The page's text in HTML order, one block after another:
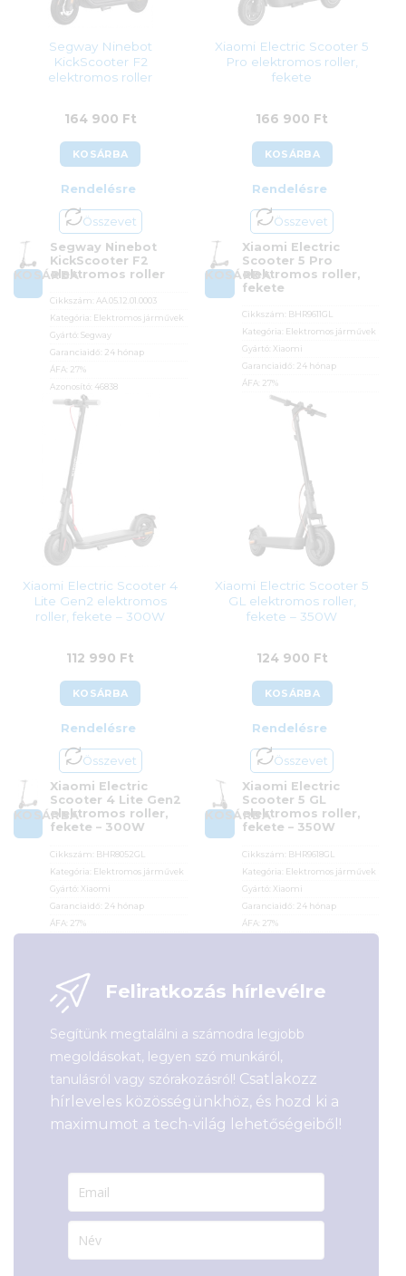
Segway Ninebot
KickScooter F2
elektromos roller
164 900 Ft
KOSÁRBA
Rendelésre
Összevet
KOSÁRBA
Segway Ninebot
KickScooter F2
elektromos roller
Cikkszám: AA.05.12.01.0003
Kategória: Elektromos járművek
Gyártó:Segway
Garanciaidő: 24 hónap
ÁFA: 27%
Azonosító: 46838
164 900
Xiaomi Electric Scooter 5
Pro elektromos roller,
fekete
166 900 Ft
KOSÁRBA
Rendelésre
Összevet
KOSÁRBA
Xiaomi Electric
Scooter 5 Pro
elektromos roller,
fekete
Cikkszám: BHR9611GL
Kategória: Elektromos járművek
Gyártó: Xiaomi
Garanciaidő: 24 hónap
ÁFA: 27%
Azonosító:53703
Ft
Xiaomi Electric Scooter 4
Lite Gen2 elektromos
roller, fekete – 300W
112 990 Ft
KOSÁRBA
Rendelésre
Összevet
KOSÁRBA
Xiaomi Electric
Scooter 4 Lite Gen2
elektromos roller,
fekete – 300W
Cikkszám: BHR8052GL
Kategória: Elektromos járművek
Gyártó: Xiaomi
Garanciaidő: 24 hónap
ÁFA: 27%
Xiaomi Electric Scooter 5
GL elektromos roller,
fekete – 350W
124 900 Ft
KOSÁRBA
Rendelésre
Összevet
KOSÁRBA
Xiaomi Electric
Scooter 5 GL
elektromos roller,
fekete – 350W
Cikkszám: BHR9618GL
Kategória: Elektromos járművek
Gyártó: Xiaomi
Garanciaidő: 24 hónap
ÁFA: 27%
Feliratkozás hírlevélre
Segítünk megtalálni a számodra legjobb
megoldásokat, legyen szó munkáról,
tanulásról vagy szórakozásról! Csatlakozz
hírleveles közösségünkhöz, és hozd ki a
maximumot a tech-világ lehetőségeiből!